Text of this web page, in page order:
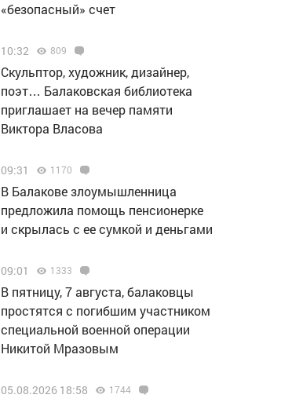
«безопасный» счет
10:32 809
Скульптор, художник, дизайнер,
поэт… Балаковская библиотека
приглашает на вечер памяти
Виктора Власова
09:31 1170
В Балакове злоумышленница
предложила помощь пенсионерке
и скрылась с ее сумкой и деньгами
09:01 1333
В пятницу, 7 августа, балаковцы
простятся с погибшим участником
специальной военной операции
Никитой Мразовым
05.08.2026 18:58 1744